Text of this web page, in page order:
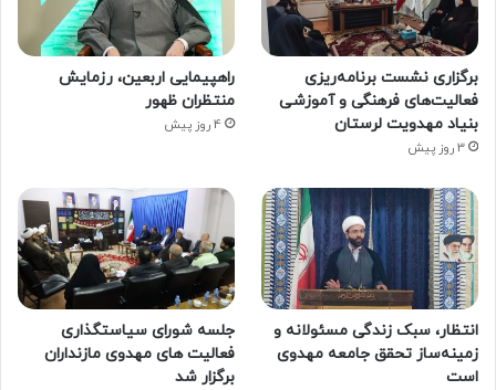
برگزاری نشست برنامه‌ریزی
فعالیت‌های فرهنگی و آموزشی
بنیاد مهدویت لرستان
3 روز پیش
راهپیمایی اربعین، رزمایش
منتظران ظهور
4 روز پیش
انتظار، سبک زندگی مسئولانه و
زمینه‌ساز تحقق جامعه مهدوی
است
جلسه شورای سیاستگذاری
فعالیت های مهدوی مازنداران
برگزار شد